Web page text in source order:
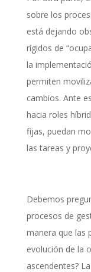
sobre los
está dejando
rígidos de
la
permiten
cambios. Ante
hacia roles
fijas, puedan
las tareas y
Debemos
procesos de
manera que las
evolución de la
ascendentes?